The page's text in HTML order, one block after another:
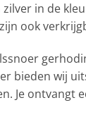
in de
ook
bieden wij
Je